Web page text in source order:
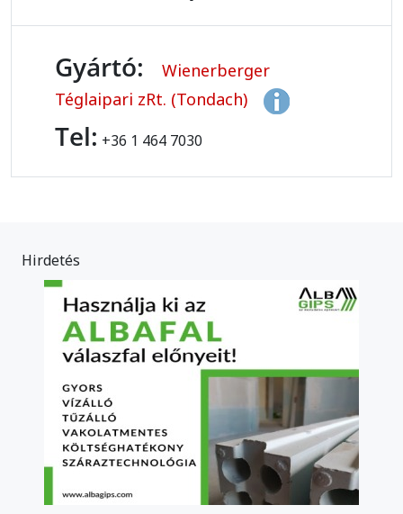
Gyártó:
Wienerberger
Téglaipari zRt. (Tondach)
Tel: +36 1 464 7030
Hirdetés